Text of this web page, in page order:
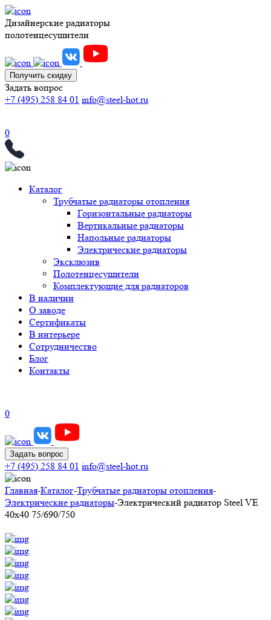
Дизайнерские радиаторы
полотенцесушители
Получить скидку
Задать вопрос
+7 (495) 258 84 01 info@steel-hot.ru
0
Каталог
Трубчатые радиаторы отопления
Горизонтальные радиаторы
Вертикальные радиаторы
Напольные радиаторы
Электрические радиаторы
Эксклюзив
Полотенцесушители
Комплектующие для радиаторов
В наличии
О заводе
Сертификаты
В интерьере
Сотрудничество
Блог
Контакты
0
Задать вопрос
+7 (495) 258 84 01 info@steel-hot.ru
Главная-Каталог-Трубчатые радиаторы отопления-
Электрические радиаторы-Электрический радиатор Steel VE
40х40 75/690/750